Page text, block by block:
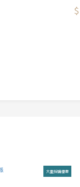
$
大量採購優惠